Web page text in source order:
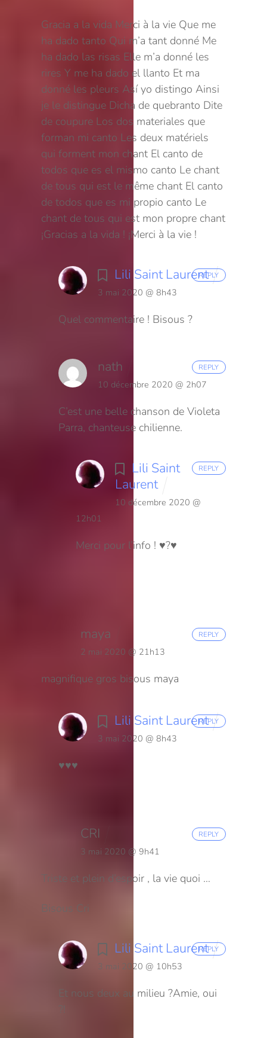
Gracia a la vida Merci à la vie Que me
ha dado tanto Qui m’a tant donné Me
ha dado las risas Elle m’a donné les
rires Y me ha dado el llanto Et ma
donné les pleurs Así yo distingo Ainsi
je le distingue Dicha de quebranto Dite
de coupure Los dos materiales que
forman mi canto Les deux matériels
qui forment mon chant El canto de
todos que es el mismo canto Le chant
de tous qui est le même chant El canto
de todos que es mi propio canto Le
chant de tous qui est mon propre chant
¡Gracias a la vida ! ¡Merci à la vie !
Lili Saint Laurent
3 mai 2020 @ 8h43
Quel commentaire ! Bisous ?
REPLY
nath
10 décembre 2020 @ 2h07
C’est une belle chanson de Violeta
Parra, chanteuse chilienne.
REPLY
Lili Saint
Laurent
10 décembre 2020 @
12h01
Merci pour l’info ! ♥️?♥️
REPLY
maya
2 mai 2020 @ 21h13
magnifique gros bisous maya
REPLY
Lili Saint Laurent
3 mai 2020 @ 8h43
♥️♥️♥️
REPLY
CRI
3 mai 2020 @ 9h41
Triste et plein d’espoir , la vie quoi …
Bisous Cri
REPLY
Lili Saint Laurent
3 mai 2020 @ 10h53
Et nous deux au milieu ?Amie, oui
?!
REPLY